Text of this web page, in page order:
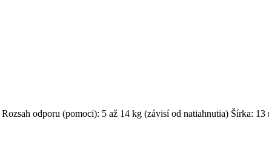
Rozsah odporu (pomoci): 5 až 14 kg (závisí od natiahnutia) Šírka: 13